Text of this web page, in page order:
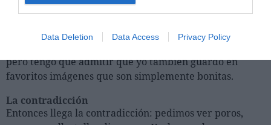
Data Deletion Data Access Privacy Policy
personal. Mirar a quien encarna el ideal no es solo
desear su cara; es desear su vida. La belleza opera
como un atajo simbólico a “éxito”, “control”,
pero tengo que admitir que yo también guardo en
favoritos imágenes que son simplemente bonitas.
La contradicción
Entonces llega la contradicción: pedimos ver poros,